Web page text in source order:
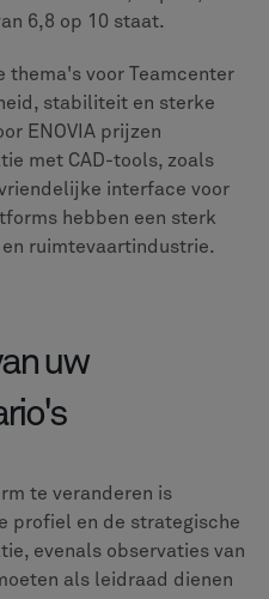
zijn formidabele PLM-
de meest complexe
De beste keuze hangt
van uw bedrijf, het
en de
mensen binnen het
Teamcenter biedt een
productiegerichte
zijn om een grondige
van uw functionele
en langetermijnvisie.